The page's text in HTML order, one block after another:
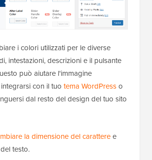
i colori utilizzati per le diverse
intestazioni, descrizioni e il pulsante
può aiutare l'immagine
con il tuo tema WordPresso
dal resto del design del tuo sito
la dimensione del caratteree
testo.